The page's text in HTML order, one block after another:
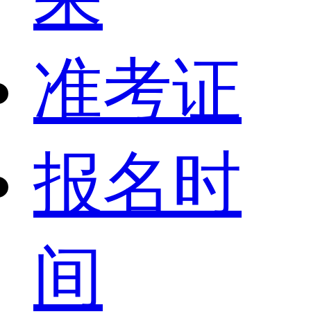
准考证
报名时
间